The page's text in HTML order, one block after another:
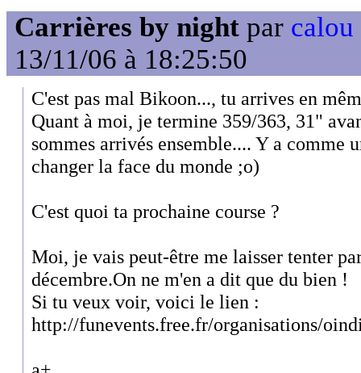
Carrières by night par calou
13/11/06 à 18:25:50
C'est pas mal Bikoon..., tu arrives en
Quant à moi, je termine 359/363, 31"
sommes arrivés ensemble.... Y a comme
changer la face du monde ;o)
C'est quoi ta prochaine course ?
Moi, je vais peut-être me laisser tenter
décembre.On ne m'en a dit que du bien !
Si tu veux voir, voici le lien :
http://funevents.free.fr/organisations/